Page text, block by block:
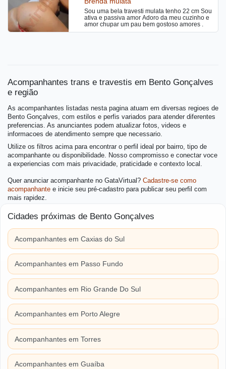
mais duvidas sobre meu atendimento, é só
entrar em contato, bjs😘
Sou uma bela travesti mulata tenho 22 cm Sou
ativa e passiva amor Adoro da meu cuzinho e
amor chupar um pau bem gostoso amores .
Acompanhantes trans e travestis em Bento Gonçalves
e região
As acompanhantes listadas nesta pagina atuam em diversas regioes de
Bento Gonçalves, com estilos e perfis variados para atender diferentes
preferencias. As anunciantes podem atualizar fotos, videos e
informacoes de atendimento sempre que necessario.
Utilize os filtros acima para encontrar o perfil ideal por bairro, tipo de
acompanhante ou disponibilidade. Nosso compromisso e conectar voce
a experiencias com mais privacidade, praticidade e contexto local.
Quer anunciar acompanhante no GataVirtual? Cadastre-se como
acompanhante e inicie seu pré-cadastro para publicar seu perfil com
mais rapidez.
Cidades próximas de Bento Gonçalves
Acompanhantes em Caxias do Sul
Acompanhantes em Passo Fundo
Acompanhantes em Rio Grande Do Sul
Acompanhantes em Porto Alegre
Acompanhantes em Torres
Acompanhantes em Guaíba